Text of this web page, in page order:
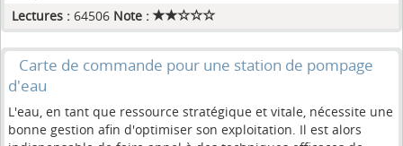
Lectures : 64506 Note :
Carte de commande pour une station de pompage
d'eau
L'eau, en tant que ressource stratégique et vitale, nécessite une
bonne gestion afin d'optimiser son exploitation. Il est alors